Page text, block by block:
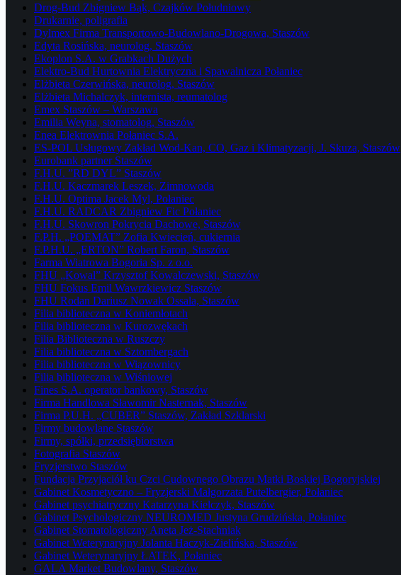
Drog-Bud Zbigniew Bąk, Czajków Południowy
Drukarnie, poligrafia
Dylmex Firma Transportowo-Budowlano-Drogowa, Staszów
Edyta Rosińska, neurolog, Staszów
Ekoplon S.A. w Grabkach Dużych
Elektro-Bud Hurtownia Elektryczna i Spawalnicza Połaniec
Elżbieta Czerwińska, neurolog, Staszów
Elżbieta Michalczyk, internista, reumatolog
Emex Staszów – Warszawa
Emilia Weyna, stomatolog, Staszów
Enea Elektrownia Połaniec S.A.
ES-POL Usługowy Zakład Wod-Kan, CO, Gaz i Klimatyzacji, J. Skuza, Staszów
Eurobank partner Staszów
F.H.U. ”RD DYL” Staszów
F.H.U. Kaczmarek Leszek, Zimnowoda
F.H.U. Optima Jacek Myl, Połaniec
F.H.U. RADCAR Zbigniew Fic Połaniec
F.H.U. Skowron Pokrycia Dachowe, Staszów
F.P.H. „POEMAT” Zofia Kwiecień, cukiernia
F.P.H.U. „ERTON” Robert Faron, Staszów
Farma Wiatrowa Bogoria Sp. z o.o.
FHU „Kowal” Krzysztof Kowalczewski, Staszów
FHU Fokus Emil Wawrzkiewicz Staszów
FHU Rodan Dariusz Nowak Ossala, Staszów
Filia biblioteczna w Koniemłotach
Filia biblioteczna w Kurozwękach
Filia Biblioteczna w Ruszczy
Filia biblioteczna w Sztombergach
Filia biblioteczna w Wiązownicy
Filia biblioteczna w Wiśniowej
Fines S.A. operator bankowy, Staszów
Firma Handlowa Sławomir Nasternak, Staszów
Firma P.U.H. „CUBER” Staszów, Zakład Szklarski
Firmy budowlane Staszów
Firmy, spółki, przedsiębiorstwa
Fotografia Staszów
Fryzjerstwo Staszów
Fundacja Przyjaciół ku Czci Cudownego Obrazu Matki Boskiej Bogoryjskiej
Gabinet Kosmetyczno – Fryzjerski Małgorzata Putelbergier, Połaniec
Gabinet psychiatryczny Katarzyna Kielczyk, Staszów
Gabinet Psychologiczny NEUROMED Justyna Grudzińska, Połaniec
Gabinet Stomatologiczny Aneta Jeż-Stachniak
Gabinet Weterynaryjny Jolanta Haczyk-Zielińska, Staszów
Gabinet Weterynaryjny ŁATEK, Połaniec
GALA Market Budowlany, Staszów